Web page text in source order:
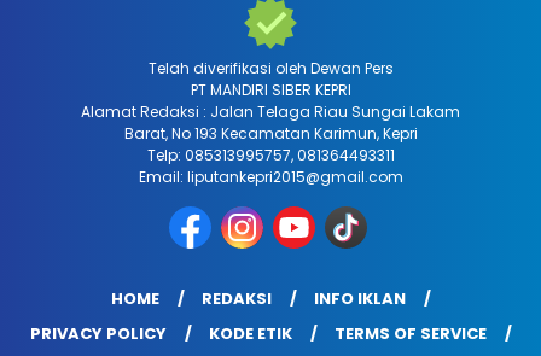
Telah diverifikasi oleh Dewan Pers
PT MANDIRI SIBER KEPRI
Alamat Redaksi : Jalan Telaga Riau Sungai Lakam
Barat, No 193 Kecamatan Karimun, Kepri
Telp: 085313995757, 081364493311
Email: liputankepri2015@gmail.com
HOME REDAKSI
INFO IKLAN
PRIVACY POLICY
KODE ETIK
TERMS OF SERVICE